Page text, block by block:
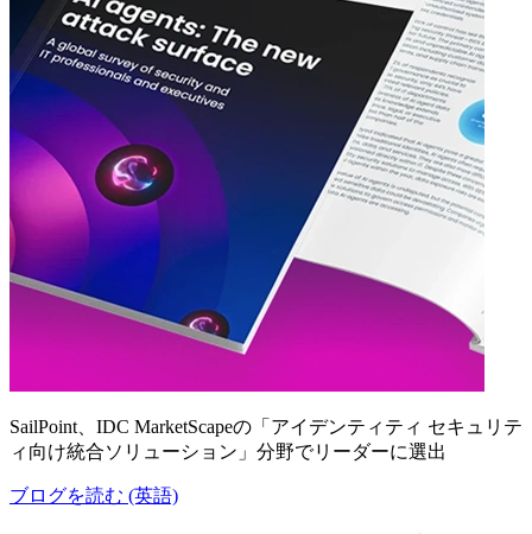
SailPoint、IDC MarketScapeの「アイデンティティ セキュリテ
ィ向け統合ソリューション」分野でリーダーに選出
ブログを読む (英語)